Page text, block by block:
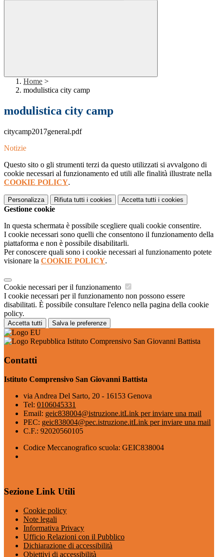
Home >
modulistica city camp
modulistica city camp
citycamp2017general.pdf
Notizie
Questo sito o gli strumenti terzi da questo utilizzati si avvalgono di
cookie necessari al funzionamento ed utili alle finalità illustrate nella
COOKIE POLICY.
Personalizza Rifiuta tutti i cookies Accetta tutti i cookies
Gestione cookie
In questa schermata è possibile scegliere quali cookie consentire.
I cookie necessari sono quelli che consentono il funzionamento della
piattaforma e non è possibile disabilitarli.
Per conoscere quali sono i cookie necessari al funzionamento potete
visionare la COOKIE POLICY.
Cookie necessari per il funzionamento
I cookie necessari per il funzionamento non possono essere
disabilitati. È possibile consultare l'elenco nella pagina della cookie
policy.
Accetta tutti Salva le preferenze
Istituto Comprensivo San Giovanni Battista
Contatti
Istituto Comprensivo San Giovanni Battista
via Andrea Del Sarto, 20 - 16153 Genova
Tel: 0106045331
Email: geic838004@istruzione.itLink per inviare una mail
PEC: geic838004@pec.istruzione.itLink per inviare una mail
C.F.: 92020560105
Codice Meccanografico scuola: GEIC838004
Sezione Link Utili
Cookie policy
Note legali
Informativa Privacy
Ufficio Relazioni con il Pubblico
Dichiarazione di accessibilità
Obiettivi di accessibilità